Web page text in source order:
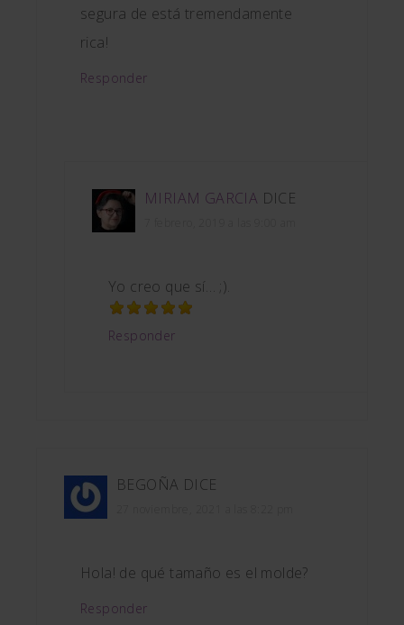
segura de está tremendamente
rica!
Responder
MIRIAM GARCIA DICE
Yo creo que sí… ;).
Responder
BEGOÑA DICE
Hola! de qué tamaño es el molde?
Responder